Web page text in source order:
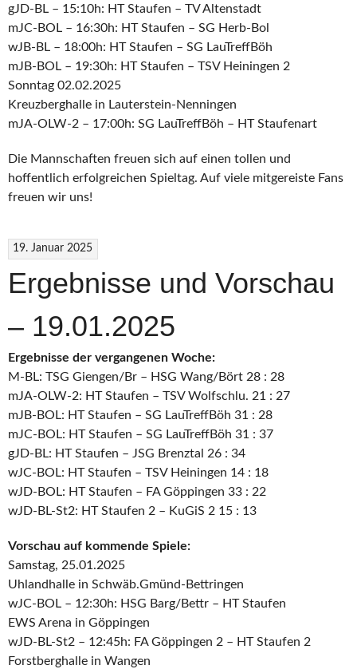
gJD-BL – 15:10h: HT Staufen – TV Altenstadt
mJC-BOL – 16:30h: HT Staufen – SG Herb-Bol
wJB-BL – 18:00h: HT Staufen – SG LauTreffBöh
mJB-BOL – 19:30h: HT Staufen – TSV Heiningen 2
Sonntag 02.02.2025
Kreuzberghalle in Lauterstein-Nenningen
mJA-OLW-2 – 17:00h: SG LauTreffBöh – HT Staufenart
Die Mannschaften freuen sich auf einen tollen und
hoffentlich erfolgreichen Spieltag. Auf viele mitgereiste Fans
freuen wir uns!
19. Januar 2025
Ergebnisse und Vorschau
– 19.01.2025
Ergebnisse der vergangenen Woche:
M-BL: TSG Giengen/Br – HSG Wang/Bört 28 : 28
mJA-OLW-2: HT Staufen – TSV Wolfschlu. 21 : 27
mJB-BOL: HT Staufen – SG LauTreffBöh 31 : 28
mJC-BOL: HT Staufen – SG LauTreffBöh 31 : 37
gJD-BL: HT Staufen – JSG Brenztal 26 : 34
wJC-BOL: HT Staufen – TSV Heiningen 14 : 18
wJD-BOL: HT Staufen – FA Göppingen 33 : 22
wJD-BL-St2: HT Staufen 2 – KuGiS 2 15 : 13
Vorschau auf kommende Spiele:
Samstag, 25.01.2025
Uhlandhalle in Schwäb.Gmünd-Bettringen
wJC-BOL – 12:30h: HSG Barg/Bettr – HT Staufen
EWS Arena in Göppingen
wJD-BL-St2 – 12:45h: FA Göppingen 2 – HT Staufen 2
Forstberghalle in Wangen